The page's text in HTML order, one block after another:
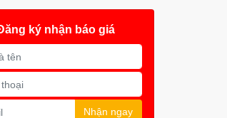
ký nhận báo giá
Nhận ngay